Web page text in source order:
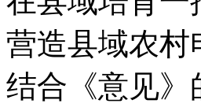
营造县域农村
结合《意见》